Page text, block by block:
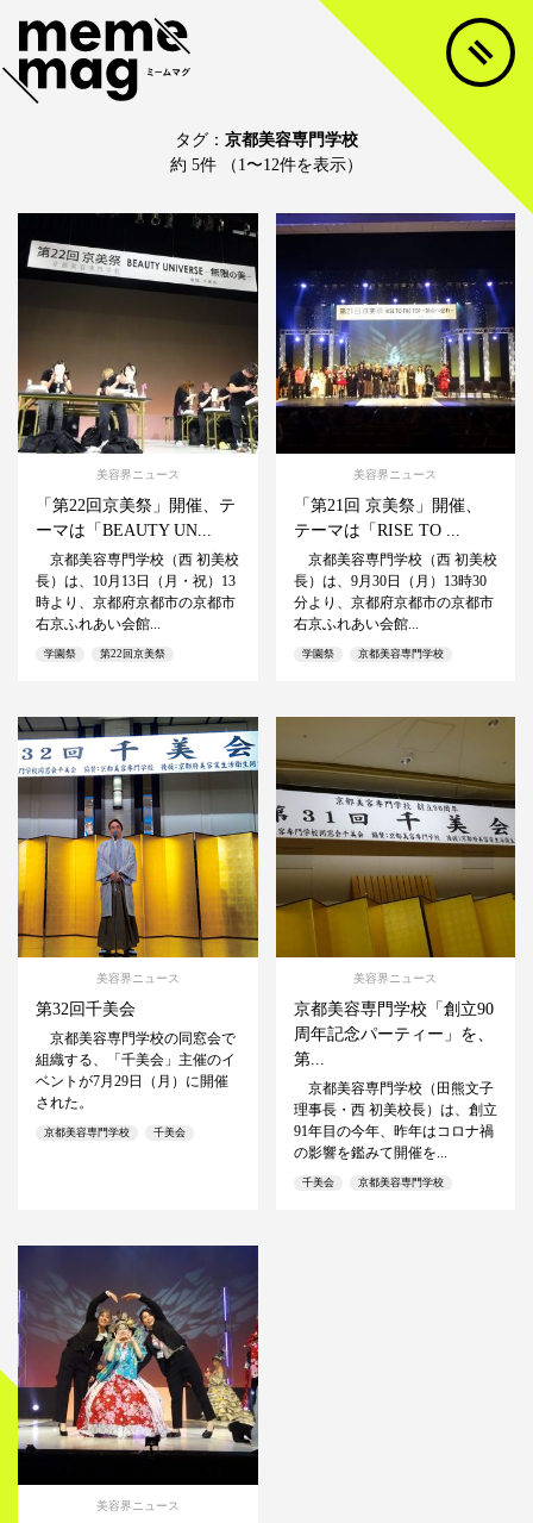
タグ： 京都美容専門学校
約 5件 （1〜12件を表示）
美容界ニュース
「第22回京美祭」開催、テ
ーマは「BEAUTY UN...
京都美容専門学校（西 初美校
長）は、10月13日（月・祝）13
時より、京都府京都市の京都市
右京ふれあい会館...
学園祭 第22回京美祭
美容界ニュース
「第21回 京美祭」開催、
テーマは「RISE TO ...
京都美容専門学校（西 初美校
長）は、9月30日（月）13時30
分より、京都府京都市の京都市
右京ふれあい会館...
学園祭 京都美容専門学校
美容界ニュース
第32回千美会
京都美容専門学校の同窓会で
組織する、「千美会」主催のイ
ベントが7月29日（月）に開催
された。
京都美容専門学校 千美会
美容界ニュース
京都美容専門学校「創立90
周年記念パーティー」を、
第...
京都美容専門学校（田熊文子
理事長・西 初美校長）は、創立
91年目の今年、昨年はコロナ禍
の影響を鑑みて開催を...
千美会 京都美容専門学校
美容界ニュース